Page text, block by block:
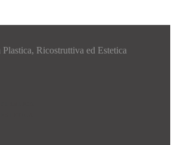
Ricostruttiva ed Estetica